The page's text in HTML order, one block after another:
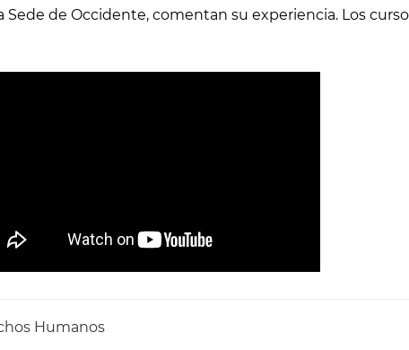
de Occidente, comentan su experiencia. Los
Humanos